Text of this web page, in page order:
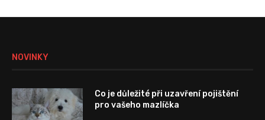
NOVINKY
Co je důležité při uzavření pojištění
pro vašeho mazlíčka